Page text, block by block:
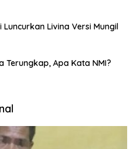
Luncurkan Livina Versi Mungil
Terungkap, Apa Kata NMI?